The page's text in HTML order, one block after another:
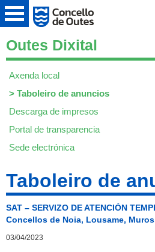
Outes Dixital
Axenda local
> Taboleiro de anuncios
Descarga de impresos
Portal de transparencia
Sede electrónica
Taboleiro de
SAT – SERVIZO DE ATENCIÓN
Concellos de Noia, Lousame,
03/04/2023